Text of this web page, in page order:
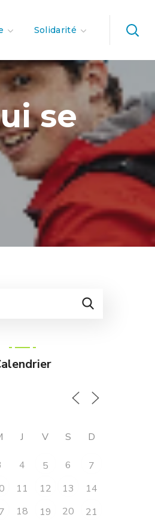
Solidarité
se
J V S D
4 5 6
7
11 12 13
14
18 19 20
21